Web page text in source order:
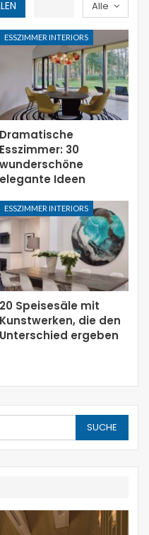
Alle
ESSZIMMER INTERIORS
Dramatische
Esszimmer: 30
wunderschöne
elegante Ideen
ESSZIMMER INTERIORS
20 Speisesäle mit
Kunstwerken, die den
Unterschied ergeben